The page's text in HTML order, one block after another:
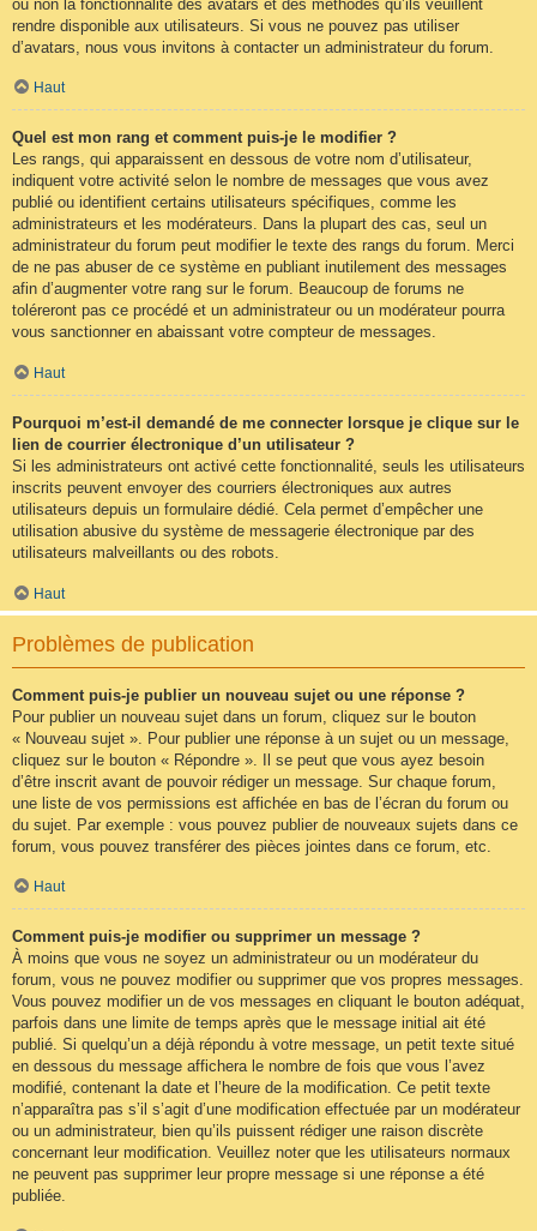
ou non la fonctionnalité des avatars et des méthodes qu’ils veuillent
rendre disponible aux utilisateurs. Si vous ne pouvez pas utiliser
d’avatars, nous vous invitons à contacter un administrateur du forum.
Haut
Quel est mon rang et comment puis-je le modifier ?
Les rangs, qui apparaissent en dessous de votre nom d’utilisateur,
indiquent votre activité selon le nombre de messages que vous avez
publié ou identifient certains utilisateurs spécifiques, comme les
administrateurs et les modérateurs. Dans la plupart des cas, seul un
administrateur du forum peut modifier le texte des rangs du forum. Merci
de ne pas abuser de ce système en publiant inutilement des messages
afin d’augmenter votre rang sur le forum. Beaucoup de forums ne
toléreront pas ce procédé et un administrateur ou un modérateur pourra
vous sanctionner en abaissant votre compteur de messages.
Haut
Pourquoi m’est-il demandé de me connecter lorsque je clique sur le
lien de courrier électronique d’un utilisateur ?
Si les administrateurs ont activé cette fonctionnalité, seuls les utilisateurs
inscrits peuvent envoyer des courriers électroniques aux autres
utilisateurs depuis un formulaire dédié. Cela permet d’empêcher une
utilisation abusive du système de messagerie électronique par des
utilisateurs malveillants ou des robots.
Haut
Problèmes de publication
Comment puis-je publier un nouveau sujet ou une réponse ?
Pour publier un nouveau sujet dans un forum, cliquez sur le bouton
« Nouveau sujet ». Pour publier une réponse à un sujet ou un message,
cliquez sur le bouton « Répondre ». Il se peut que vous ayez besoin
d’être inscrit avant de pouvoir rédiger un message. Sur chaque forum,
une liste de vos permissions est affichée en bas de l’écran du forum ou
du sujet. Par exemple : vous pouvez publier de nouveaux sujets dans ce
forum, vous pouvez transférer des pièces jointes dans ce forum, etc.
Haut
Comment puis-je modifier ou supprimer un message ?
À moins que vous ne soyez un administrateur ou un modérateur du
forum, vous ne pouvez modifier ou supprimer que vos propres messages.
Vous pouvez modifier un de vos messages en cliquant le bouton adéquat,
parfois dans une limite de temps après que le message initial ait été
publié. Si quelqu’un a déjà répondu à votre message, un petit texte situé
en dessous du message affichera le nombre de fois que vous l’avez
modifié, contenant la date et l’heure de la modification. Ce petit texte
n’apparaîtra pas s’il s’agit d’une modification effectuée par un modérateur
ou un administrateur, bien qu’ils puissent rédiger une raison discrète
concernant leur modification. Veuillez noter que les utilisateurs normaux
ne peuvent pas supprimer leur propre message si une réponse a été
publiée.